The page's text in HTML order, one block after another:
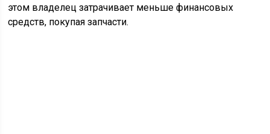
Вентиляция.